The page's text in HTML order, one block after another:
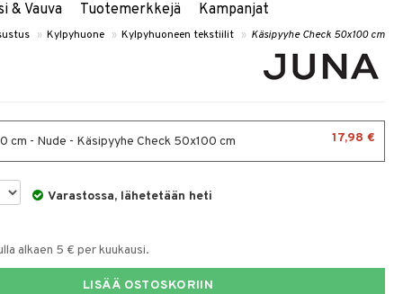
& Vauva Tuotemerkkejä Kampanjat
» Kylpyhuone » Kylpyhuoneen tekstiilit » Käsipyyhe Check 50x100 cm
cm - Nude - Käsipyyhe Check 50x100 cm 17,98 €
Varastossa, lähetetään heti
alkaen 5 € per kuukausi.
LISÄÄ OSTOSKORIIN